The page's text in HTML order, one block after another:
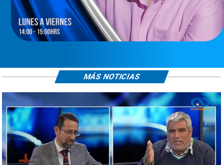
MÁS NOTICIAS